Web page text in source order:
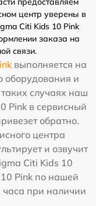
центр уверены в
Citi Kids 10 Pink
заказа на
связи.
выполняется на
оборудования и
случаях наш
Pink в сервисный
обратно.
центра
и озвучит
Citi Kids 10
Pink по нашей
часа при наличии